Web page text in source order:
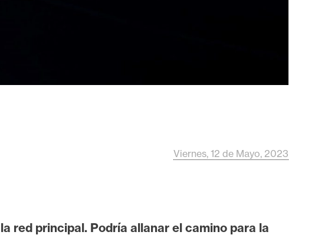
Viernes, 12 de Mayo, 2023
red principal. Podría allanar el camino para la